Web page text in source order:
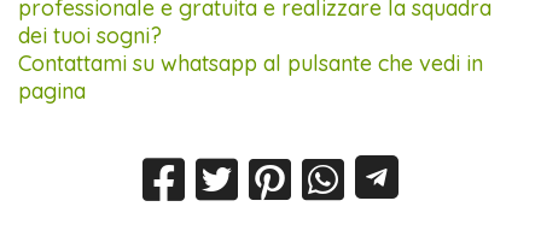
professionale e gratuita e realizzare la squadra
dei tuoi sogni?
Contattami su whatsapp al pulsante che vedi in
pagina